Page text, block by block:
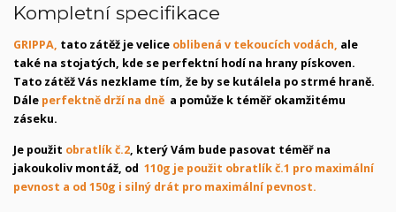
Kompletní specifikace
GRIPPA, tato zátěž je velice oblibená v tekoucích vodách, ale
také na stojatých, kde se perfektní hodí na hrany pískoven.
Tato zátěž Vás nezklame tím, že by se kutálela po strmé hraně.
Dále perfektně drží na dně a pomůže k téměř okamžitému
záseku.
Je použit obratlík č.2, který Vám bude pasovat téměř na
jakoukoliv montáž, od 110g je použit obratlík č.1 pro maximální
pevnost a od 150g i silný drát pro maximální pevnost.